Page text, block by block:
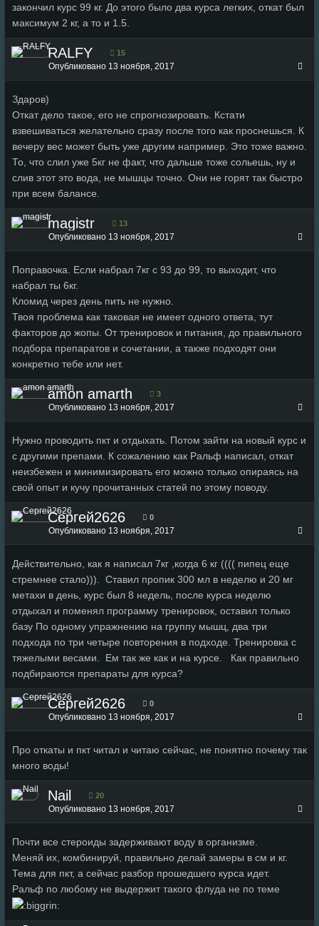
закончил курс 99 кг. До этого было два курса легких, откат был
максимум 2 кг, а то и 1.5.
RALFY 15
Опубликовано 13 ноября, 2017
Здаров)
Откат дело такое, его не спрогнозировать. Кстати
взвешиваться желательно сразу после того как проснешься. К
вечеру вес может быть уже другим например. Это тоже важно.
То, что слил уже 5кг не факт, что дальше тоже сольешь, ну и
слив этот это вода, не мышцы точно. Они не горят так быстро
при всем балансе.
magistr 13
Опубликовано 13 ноября, 2017
Поправочка. Если набрал 7кг с 93 до 99, то выходит, что
набрал ты 6кг.
Кломид через день пить не нужно.
Твоя проблема как таковая не имеет одного ответа, тут
факторов до жопы. От тренировок и питания, до правильного
подбора препаратов и сочетании, а также подходят они
конкретно тебе или нет.
amon amarth 3
Опубликовано 13 ноября, 2017
Нужно проводить пкт и отдыхать. Потом зайти на новый курс и
с другими препами. К сожалению как Ральф написал, откат
неизбежен и минимизировать его можно только опираясь на
свой опыт и кучу прочитанных статей по этому поводу.
Сергей2626 0
Опубликовано 13 ноября, 2017
Действительно, как я написал 7кг ,когда 6 кг (((( пипец еще
стремнее стало))). Ставил пропик 300 мл в неделю и 20 мг
метахи в день, курс был 8 недель, после курса неделю
отдыхал и поменял программу тренировок, оставил только
базу По одному упражнению на группу мышц, два три
подхода по три четыре повторения в подходе. Тренировка с
тяжелыми весами. Ем так же как и на курсе. Как правильно
подбираются препараты для курса?
Сергей2626 0
Опубликовано 13 ноября, 2017
Про откаты и пкт читал и читаю сейчас, не понятно почему так
много воды!
Nail 20
Опубликовано 13 ноября, 2017
Почти все стероиды задерживают воду в организме.
Меняй их, комбинируй, правильно делай замеры в см и кг.
Тема для пкт, а сейчас разбор прошедшего курса идет.
Ральф по любому не выдержит такого флуда не по теме